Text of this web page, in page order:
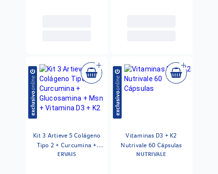
Kit 3 Artieve 5 Colágeno
Tipo 2 + Curcumina +
Glucosamina + Msn +
ERVAIS
Vitaminas D3 + K2
Nutrivale 60 Cápsulas
NUTRIVALE